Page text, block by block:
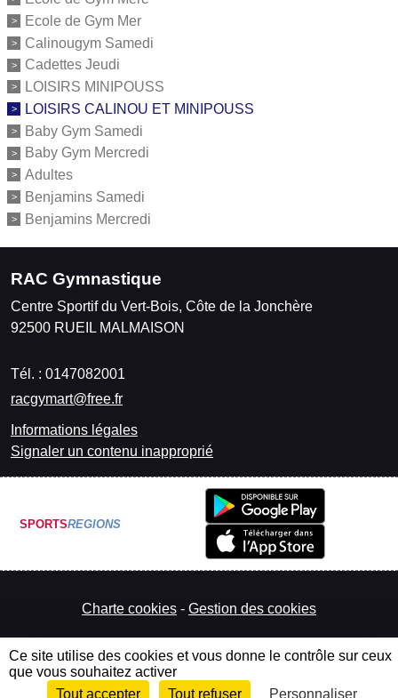
Ecole de Gym Mer
Calinougym Samedi
Cadettes Jeudi
LOISIRS MINIPOUSS
LOISIRS CALINOU ET MINIPOUSS
Baby Gym Samedi
Baby Gym Mercredi
Adultes
Benjamins Samedi
Benjamins Mercredi
RAC Gymnastique
Centre Sportif du Vert-Bois, Côte de la Jonchère
92500 RUEIL MALMAISON
Tél. : 0147082001
racgymart@free.fr
Informations légales
Signaler un contenu inapproprié
SPORTSREGIONS
Charte cookies Gestion des cookies
Envie de participer ?
Ce site utilise des cookies et vous donne le contrôle sur ceux
que vous souhaitez activer
Tout accepter
Tout refuser Personnaliser